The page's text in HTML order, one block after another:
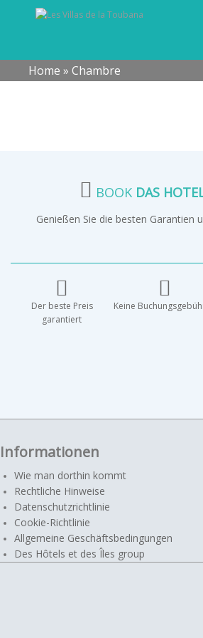
Home » Chambre
BOOK DAS
Genießen Sie die besten Garantien
Der beste Preis
garantiert
Keine
Informationen
Wie man dorthin kommt
Rechtliche Hinweise
Datenschutzrichtlinie
Cookie-Richtlinie
Allgemeine Geschäftsbedingungen
Des Hôtels et des Îles group